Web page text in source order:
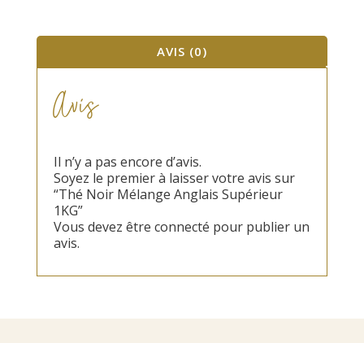
1KG
AVIS (0)
Avis
Il n’y a pas encore d’avis.
Soyez le premier à laisser votre avis sur
“Thé Noir Mélange Anglais Supérieur
1KG”
Vous devez être connecté pour publier un
avis.